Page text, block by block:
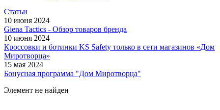
Статьи
10 июня 2024
Giena Tactics - Обзор товаров бренда
10 июня 2024
Кроссовки и ботинки KS Safety только в сети магазинов «Дом
Миротворца»
15 мая 2024
Бонусная программа "Дом Миротворца"
Элемент не найден